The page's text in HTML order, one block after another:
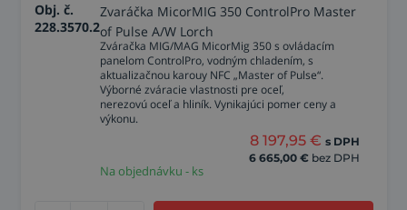
Obj. č.
228.3570.2
Zvaráčka MicorMIG 350 ControlPro Master
of Pulse A/W Lorch
Zváračka MIG/MAG MicorMig 350 s ovládacím
panelom ControlPro, vodným chladením, s
aktualizačnou karouy NFC „Master of Pulse“.
Výborné zváracie vlastnosti pre oceľ,
nerezovú oceľ a hliník. Vynikajúci pomer ceny a
výkonu.
8 197,95 € s DPH
6 665,00 € bez DPH
Na objednávku - ks